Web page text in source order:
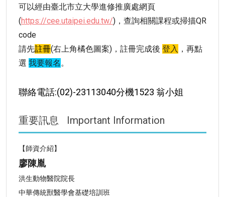
可以經由臺北市立大學進修推廣處網頁
(https://cee.utaipei.edu.tw/)，查詢相關課程或掃描QR
code
請先註冊(右上角橘色圖案)，註冊完成後 登入 ，再點
選 我要報名 。
聯絡電話:(02)-23113040分機1523 翁小姐
重要訊息 Important Information
【師資介紹】
廖陳胤
洪生動物醫院院長
中華傳統獸醫學會基礎培訓班